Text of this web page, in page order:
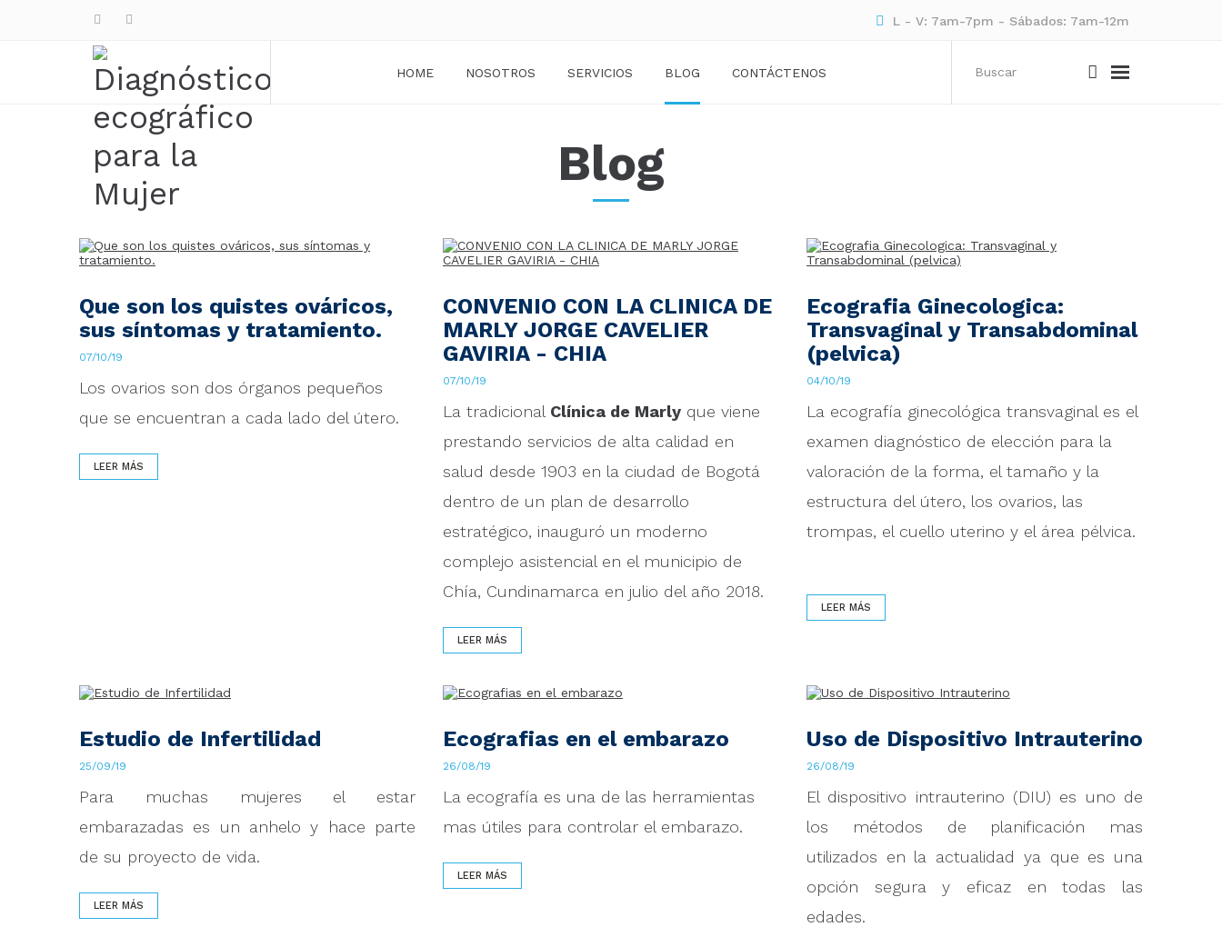
L - V: 7am-7pm - Sábados: 7am-12m
HOME NOSOTROS SERVICIOS BLOG CONTÁCTENOS
Blog
Que son los quistes ováricos,
sus síntomas y tratamiento.
07/10/19
Los ovarios son dos órganos pequeños
que se encuentran a cada lado del útero.
LEER MÁS
CONVENIO CON LA CLINICA DE
MARLY JORGE CAVELIER
GAVIRIA - CHIA
07/10/19
La tradicional Clínica de Marly que viene
prestando servicios de alta calidad en
salud desde 1903 en la ciudad de Bogotá
dentro de un plan de desarrollo
estratégico, inauguró un moderno
complejo asistencial en el municipio de
Chía, Cundinamarca en julio del año 2018.
LEER MÁS
Ecografia Ginecologica:
Transvaginal y Transabdominal
(pelvica)
04/10/19
La ecografía ginecológica transvaginal es el
examen diagnóstico de elección para la
valoración de la forma, el tamaño y la
estructura del útero, los ovarios, las
trompas, el cuello uterino y el área pélvica.
LEER MÁS
Estudio de Infertilidad
25/09/19
Para muchas mujeres el estar
embarazadas es un anhelo y hace parte
de su proyecto de vida.
LEER MÁS
Ecografias en el embarazo
26/08/19
La ecografía es una de las herramientas
mas útiles para controlar el embarazo.
LEER MÁS
Uso de Dispositivo Intrauterino
26/08/19
El dispositivo intrauterino (DIU) es uno de
los métodos de planificación mas
utilizados en la actualidad ya que es una
opción segura y eficaz en todas las
edades.